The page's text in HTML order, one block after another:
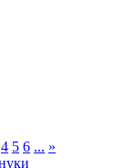
4 5 6 ... »